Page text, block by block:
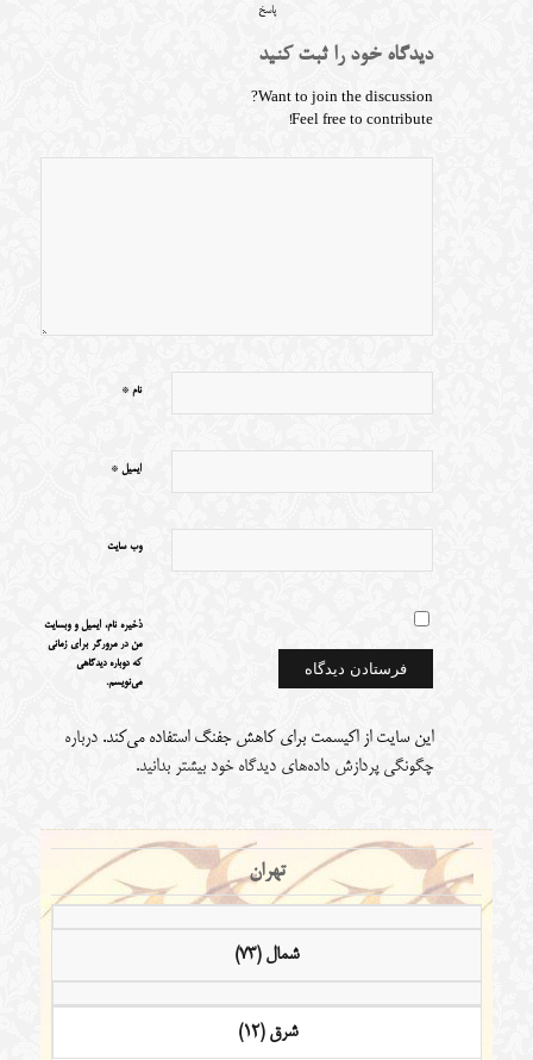
پاسخ
دیدگاه خود را ثبت کنید
Want to join the discussion?
Feel free to contribute!
نام *
ایمیل *
وب‌ سایت
ذخیره نام، ایمیل و وبسایت
من در مرورگر برای زمانی
که دوباره دیدگاهی
می‌نویسم.
این سایت از اکیسمت برای کاهش جفنگ استفاده می‌کند. درباره
چگونگی پردازش داده‌های دیدگاه خود بیشتر بدانید.
تهران
شمال (73)
شرق (12)